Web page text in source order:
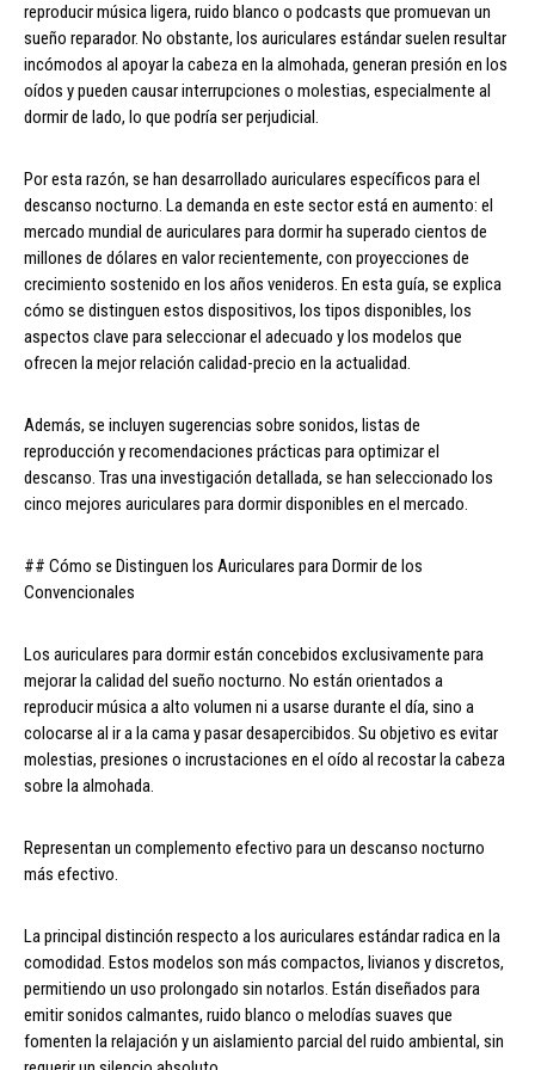
reproducir música ligera, ruido blanco o podcasts que promuevan un
sueño reparador. No obstante, los auriculares estándar suelen resultar
incómodos al apoyar la cabeza en la almohada, generan presión en los
oídos y pueden causar interrupciones o molestias, especialmente al
dormir de lado, lo que podría ser perjudicial.
Por esta razón, se han desarrollado auriculares específicos para el
descanso nocturno. La demanda en este sector está en aumento: el
mercado mundial de auriculares para dormir ha superado cientos de
millones de dólares en valor recientemente, con proyecciones de
crecimiento sostenido en los años venideros. En esta guía, se explica
cómo se distinguen estos dispositivos, los tipos disponibles, los
aspectos clave para seleccionar el adecuado y los modelos que
ofrecen la mejor relación calidad-precio en la actualidad.
Además, se incluyen sugerencias sobre sonidos, listas de
reproducción y recomendaciones prácticas para optimizar el
descanso. Tras una investigación detallada, se han seleccionado los
cinco mejores auriculares para dormir disponibles en el mercado.
## Cómo se Distinguen los Auriculares para Dormir de los
Convencionales
Los auriculares para dormir están concebidos exclusivamente para
mejorar la calidad del sueño nocturno. No están orientados a
reproducir música a alto volumen ni a usarse durante el día, sino a
colocarse al ir a la cama y pasar desapercibidos. Su objetivo es evitar
molestias, presiones o incrustaciones en el oído al recostar la cabeza
sobre la almohada.
Representan un complemento efectivo para un descanso nocturno
más efectivo.
La principal distinción respecto a los auriculares estándar radica en la
comodidad. Estos modelos son más compactos, livianos y discretos,
permitiendo un uso prolongado sin notarlos. Están diseñados para
emitir sonidos calmantes, ruido blanco o melodías suaves que
fomenten la relajación y un aislamiento parcial del ruido ambiental, sin